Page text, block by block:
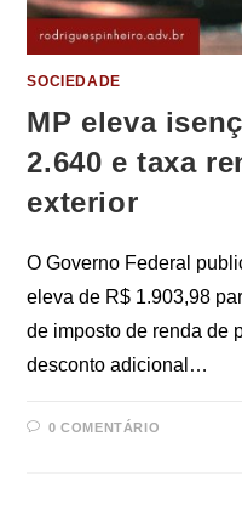
SOCIEDADE
MP eleva
2.640 e taxa
exterior
O Governo Federal
eleva de R$ 1.903,98
de imposto de renda de
desconto adicional…
0 COMENTÁRIO